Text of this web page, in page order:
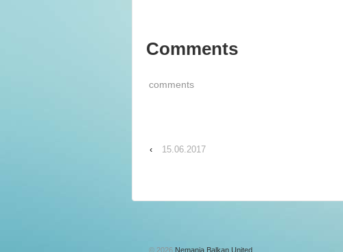
Comments
comments
‹ 15.06.2017
© 2026 Nemanja Balkan United